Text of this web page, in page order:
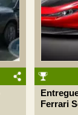
Ferrari